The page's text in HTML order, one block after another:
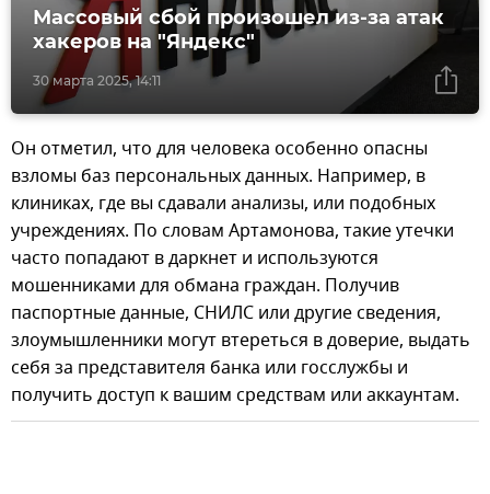
30 марта 2025, 14:11
Массовый сбой произошел из-за атак
хакеров на "Яндекс"
Он отметил, что для человека особенно опасны
взломы баз персональных данных. Например, в
клиниках, где вы сдавали анализы, или подобных
учреждениях. По словам Артамонова, такие утечки
часто попадают в даркнет и используются
мошенниками для обмана граждан. Получив
паспортные данные, СНИЛС или другие сведения,
злоумышленники могут втереться в доверие, выдать
себя за представителя банка или госслужбы и
получить доступ к вашим средствам или аккаунтам.